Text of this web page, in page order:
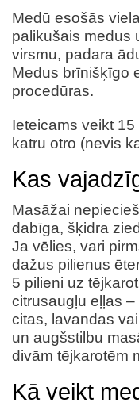
Medū esošās
palikušais medus
virsmu, padara
Medus brīnišķīgo
procedūras.
Ieteicams veikt
katru otro (nevis
Kas
Masāžai
dabīga, šķidra
Ja vēlies, vari
dažus pilienus
5 pilieni uz
citrusaugļu eļļas
citas, lavandas
un augšstilbu
divām tējkarotēm
Kā veikt